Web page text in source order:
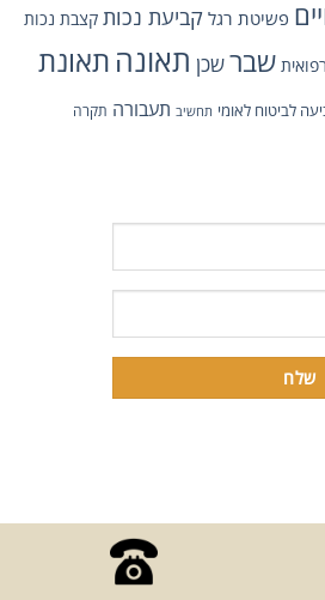
פשיטת רגל קביעת נכות קצבת נכות
שברשכן תאונה תאונת
לביטוח לאומי תחשיב תעבורה תקרה